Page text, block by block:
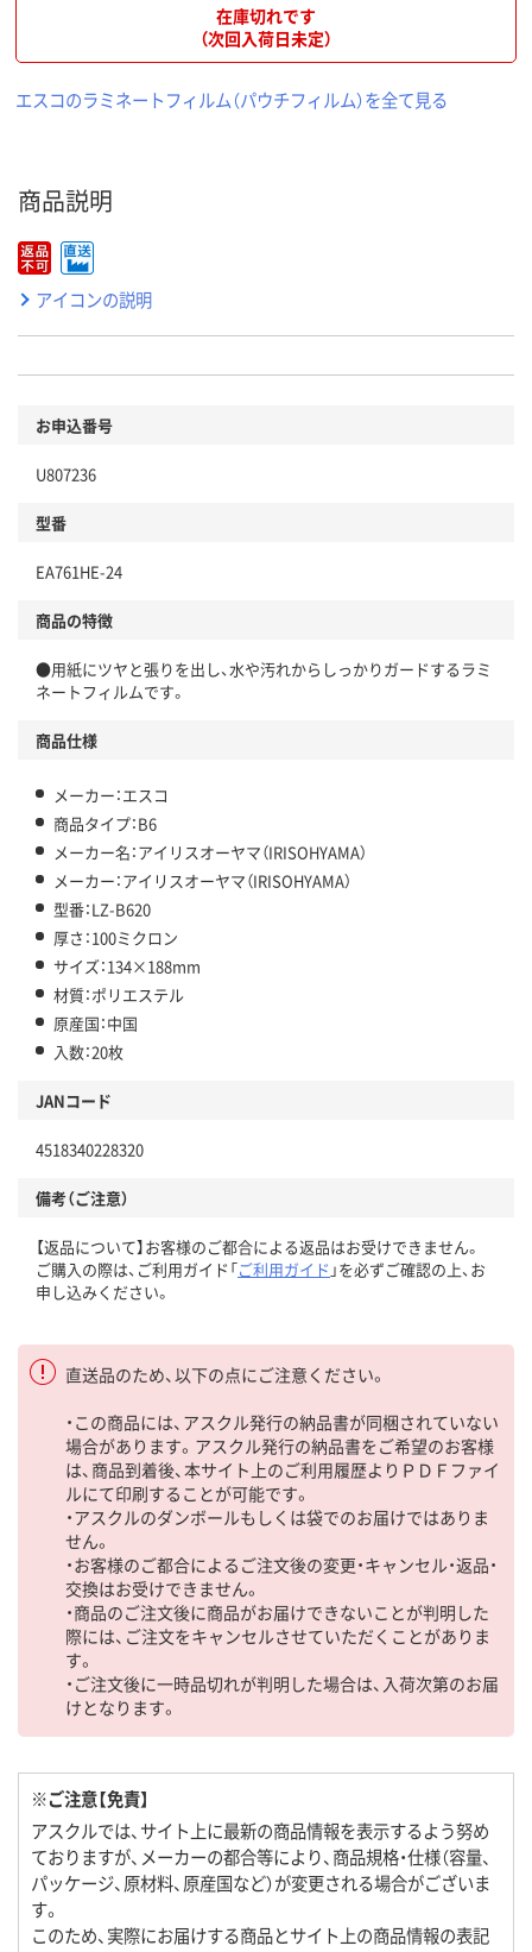
在庫切れです
（次回入荷日未定）
エスコのラミネートフィルム（パウチフィルム）を全て見る
商品説明
アイコンの説明
お申込番号
U807236
型番
EA761HE-24
商品の特徴
●用紙にツヤと張りを出し、水や汚れからしっかりガードするラミ
ネートフィルムです。
商品仕様
メーカー：エスコ
商品タイプ：B6
メーカー名：アイリスオーヤマ（IRISOHYAMA）
メーカー：アイリスオーヤマ（IRISOHYAMA）
型番：LZ-B620
厚さ：100ミクロン
サイズ：134×188mm
材質：ポリエステル
原産国：中国
入数：20枚
JANコード
4518340228320
備考（ご注意）
【返品について】お客様のご都合による返品はお受けできません。
ご購入の際は、ご利用ガイド「ご利用ガイド 」を必ずご確認の上、お
申し込みください。
直送品のため、以下の点にご注意ください。
・この商品には、アスクル発行の納品書が同梱されていない
場合があります。アスクル発行の納品書をご希望のお客様
は、商品到着後、本サイト上のご利用履歴よりＰＤＦファイ
ルにて印刷することが可能です。
・アスクルのダンボールもしくは袋でのお届けではありま
せん。
・お客様のご都合によるご注文後の変更・キャンセル・返品・
交換はお受けできません。
・商品のご注文後に商品がお届けできないことが判明した
際には、ご注文をキャンセルさせていただくことがありま
す。
・ご注文後に一時品切れが判明した場合は、入荷次第のお届
けとなります。
※ご注意【免責】
アスクルでは、サイト上に最新の商品情報を表示するよう努め
ておりますが、メーカーの都合等により、商品規格・仕様（容量、
パッケージ、原材料、原産国など）が変更される場合がございま
す。
このため、実際にお届けする商品とサイト上の商品情報の表記